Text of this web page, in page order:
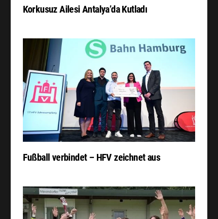
Korkusuz Ailesi Antalya’da Kutladı
Fußball verbindet – HFV zeichnet aus